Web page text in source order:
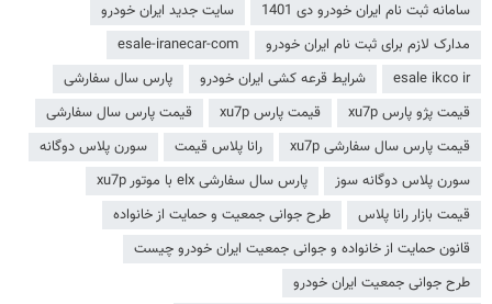
سامانه ثبت نام ایران خودرو دی 1401
سایت جدید ایران خودرو
مدارک لازم برای ثبت نام ایران خودرو
esale-iranecar-com
esale ikco ir
شرایط قرعه کشی ایران خودرو
پارس سال سفارشی
قیمت پژو پارس xu7p
قیمت پارس xu7p
قیمت پارس سال سفارشی
قیمت پارس سال سفارشی xu7p
رانا پلاس قیمت
سورن پلاس دوگانه
سورن پلاس دوگانه سوز
پارس سال سفارشی elx با موتور xu7p
قیمت بازار رانا پلاس
طرح جوانی جمعیت و حمایت از خانواده
قانون حمایت از خانواده و جوانی جمعیت ایران خودرو چیست
طرح جوانی جمعیت ایران خودرو